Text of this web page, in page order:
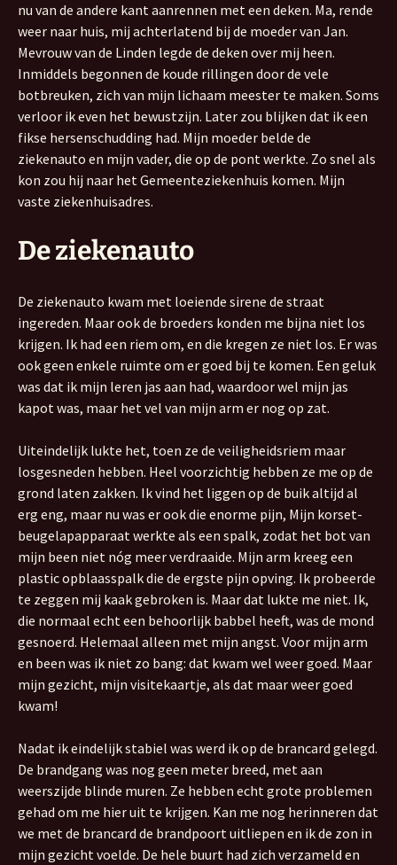
nu van de andere kant aanrennen met een deken. Ma, rende
weer naar huis, mij achterlatend bij de moeder van Jan.
Mevrouw van de Linden legde de deken over mij heen.
Inmiddels begonnen de koude rillingen door de vele
botbreuken, zich van mijn lichaam meester te maken. Soms
verloor ik even het bewustzijn. Later zou blijken dat ik een
fikse hersenschudding had. Mijn moeder belde de
ziekenauto en mijn vader, die op de pont werkte. Zo snel als
kon zou hij naar het Gemeenteziekenhuis komen. Mijn
vaste ziekenhuisadres.
De ziekenauto
De ziekenauto kwam met loeiende sirene de straat
ingereden. Maar ook de broeders konden me bijna niet los
krijgen. Ik had een riem om, en die kregen ze niet los. Er was
ook geen enkele ruimte om er goed bij te komen. Een geluk
was dat ik mijn leren jas aan had, waardoor wel mijn jas
kapot was, maar het vel van mijn arm er nog op zat.
Uiteindelijk lukte het, toen ze de veiligheidsriem maar
losgesneden hebben. Heel voorzichtig hebben ze me op de
grond laten zakken. Ik vind het liggen op de buik altijd al
erg eng, maar nu was er ook die enorme pijn, Mijn korset-
beugelapapparaat werkte als een spalk, zodat het bot van
mijn been niet nóg meer verdraaide. Mijn arm kreeg een
plastic opblaasspalk die de ergste pijn opving. Ik probeerde
te zeggen mij kaak gebroken is. Maar dat lukte me niet. Ik,
die normaal echt een behoorlijk babbel heeft, was de mond
gesnoerd. Helemaal alleen met mijn angst. Voor mijn arm
en been was ik niet zo bang: dat kwam wel weer goed. Maar
mijn gezicht, mijn visitekaartje, als dat maar weer goed
kwam!
Nadat ik eindelijk stabiel was werd ik op de brancard gelegd.
De brandgang was nog geen meter breed, met aan
weerszijde blinde muren. Ze hebben echt grote problemen
gehad om me hier uit te krijgen. Kan me nog herinneren dat
we met de brancard de brandpoort uitliepen en ik de zon in
mijn gezicht voelde. De hele buurt had zich verzameld en